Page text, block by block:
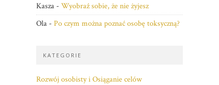
Kasza - Wyobraź sobie, że nie żyjesz
Ola - Po czym można poznać osobę toksyczną?
KATEGORIE
Rozwój osobisty i Osiąganie celów